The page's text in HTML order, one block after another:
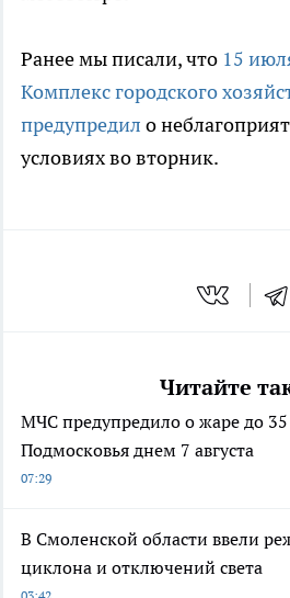
Ранее мы писали, что 15
Комплекс городского
предупредил о
условиях во вторник.
Читайте
МЧС предупредило о жаре до 35
Подмосковья днем 7 августа
07:29
В Смоленской области ввели
циклона и отключений света